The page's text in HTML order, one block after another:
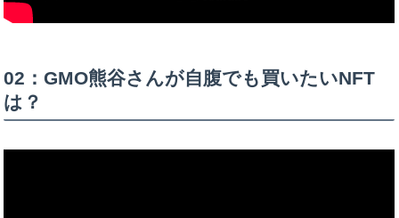
02：GMO熊谷さんが自腹でも買いたいNFT
は？